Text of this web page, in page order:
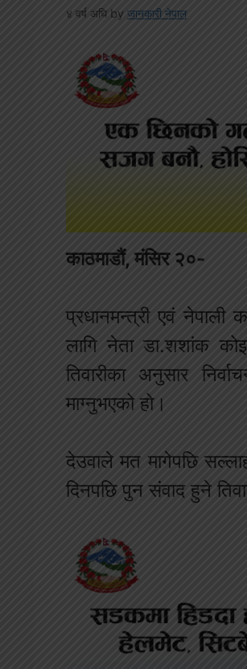
४ वर्ष अघि by जानकारी नेपाल
काठमाडौं, मंसिर २०-
प्रधानमन्त्री एवं
लागि नेता डा.शशांक
तिवारीका अनुसार
माग्नुभएको हो।
देउवाले मत मागेपछि
दिनपछि पुन संवाद हुने